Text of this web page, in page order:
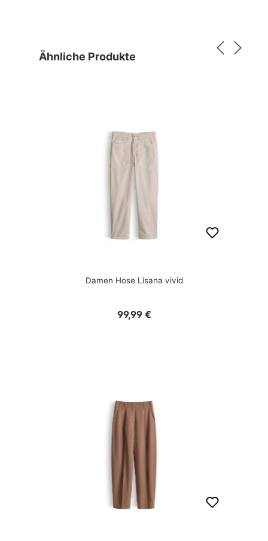
Produktgalerie überspringen
Ähnliche Produkte
Damen Hose Lisana vivid
Regulärer Preis:
99,99 €